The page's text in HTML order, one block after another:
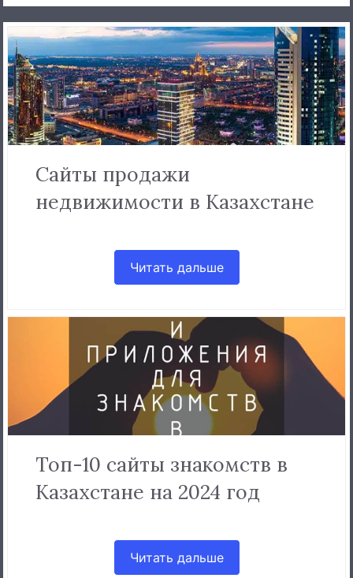
Сайты продажи
недвижимости в Казахстане
Читать дальше
Топ-10 сайты знакомств в
Казахстане на 2024 год
Читать дальше